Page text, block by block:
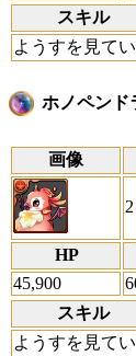
スキル
ようすを見て
ホノペンド
画像
HP
45,900
スキル
ようすを見て